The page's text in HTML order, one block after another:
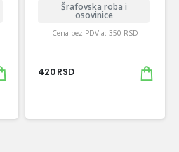
Šrafovska roba i
osovinice
Cena bez PDV-a: 350 RSD
420RSD